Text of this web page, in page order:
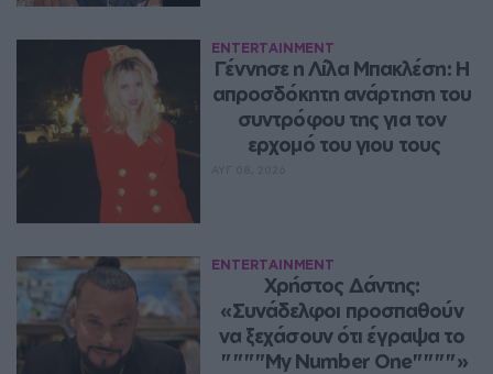
ENTERTAINMENT
Γέννησε η Λίλα Μπακλέση: Η
απροσδόκητη ανάρτηση του
συντρόφου της για τον
ερχομό του γιου τους
ENTERTAINMENT
Χρήστος Δάντης:
«Συνάδελφοι προσπαθούν
να ξεχάσουν ότι έγραψα το
""""My Number One""""»